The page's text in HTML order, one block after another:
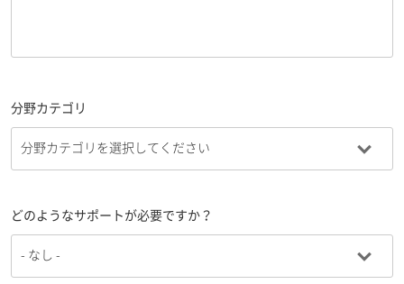
分野カテゴリ
どのようなサポートが必要ですか？